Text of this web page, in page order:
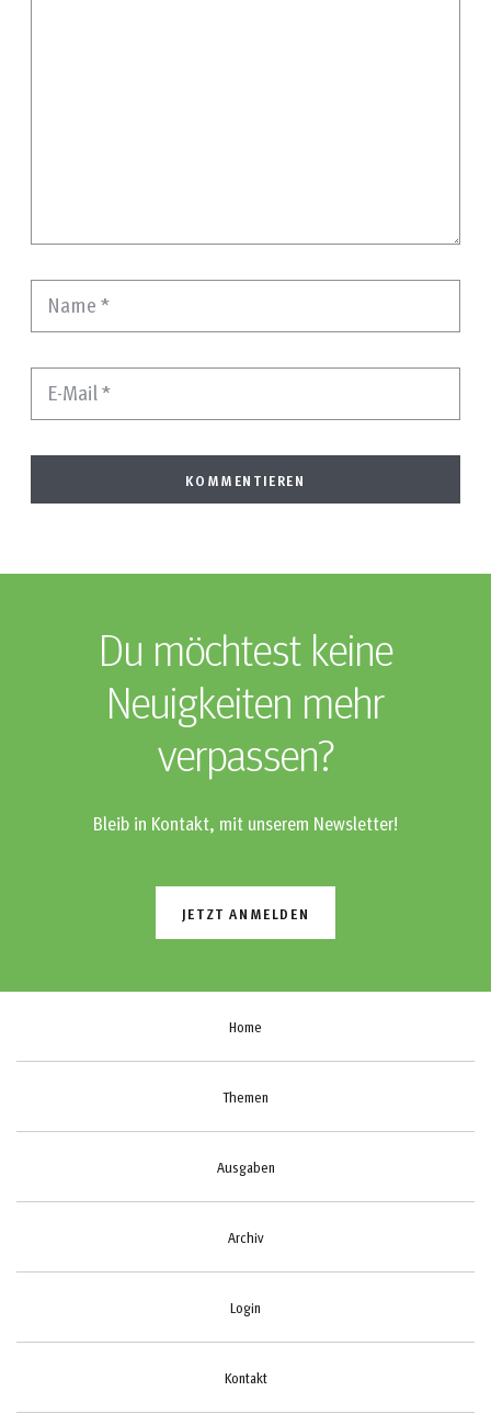
Name*
E-Mail*
Du möchtest keine
Neuigkeiten mehr
verpassen?
Bleib in Kontakt, mit unserem Newsletter!
JETZT ANMELDEN
Home
Themen
Ausgaben
Archiv
Login
Kontakt